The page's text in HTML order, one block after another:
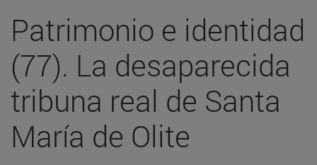
Patrimonio e identidad
(77). La desaparecida
tribuna real de Santa
María de Olite